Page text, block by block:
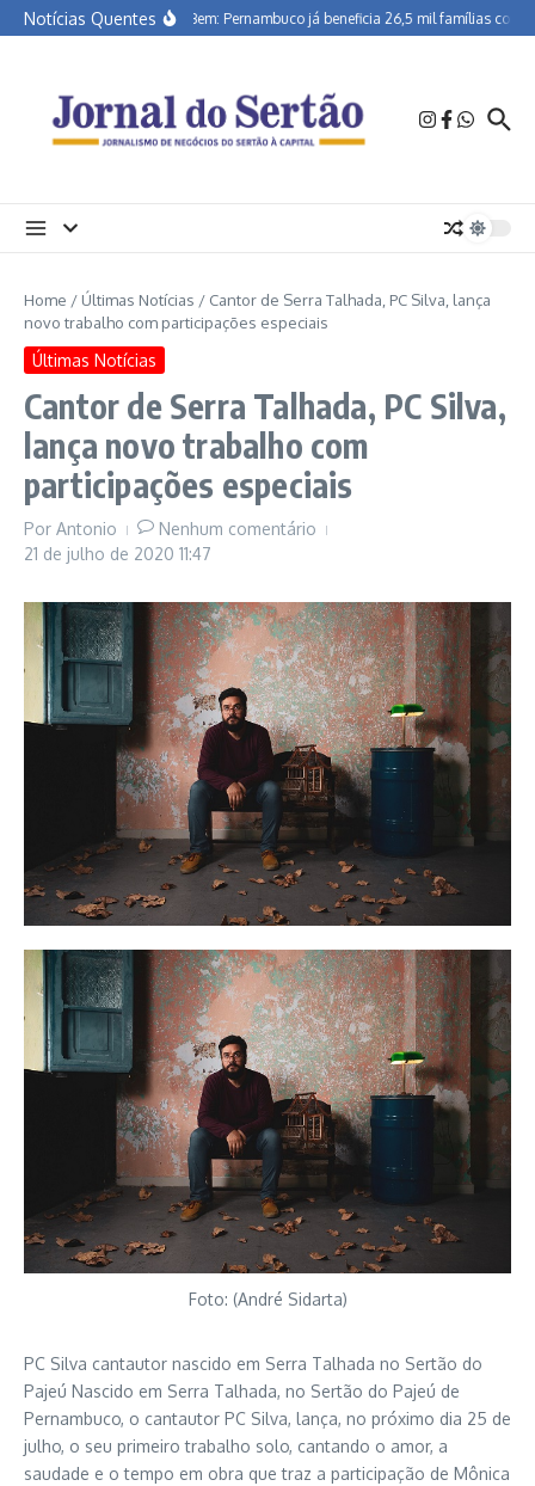
Ir para o conteúdo
Notícias QuentesMorar Bem: Pernambuco já beneficia 26,5 mil famílias com
Home / Últimas Notícias / Cantor de Serra Talhada, PC Silva, lança
novo trabalho com participações especiais
Últimas Notícias
Cantor de Serra Talhada, PC Silva,
lança novo trabalho com
participações especiais
Por Antonio
Nenhum comentário
21 de julho de 2020 11:47
Foto: (André Sidarta)
PC Silva cantautor nascido em Serra Talhada no Sertão do
Pajeú Nascido em Serra Talhada, no Sertão do Pajeú de
Pernambuco, o cantautor PC Silva, lança, no próximo dia 25 de
julho, o seu primeiro trabalho solo, cantando o amor, a
saudade e o tempo em obra que traz a participação de Mônica